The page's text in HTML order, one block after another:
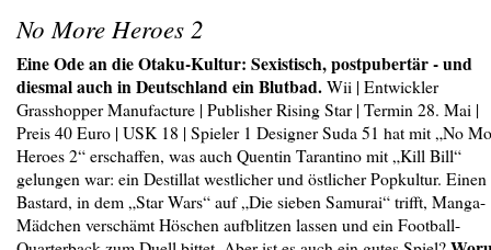
No More Heroes 2
Eine Ode an die Otaku-Kultur: Sexistisch, postpubertär - und
diesmal auch in Deutschland ein Blutbad.Wii | Entwickler
Grasshopper Manufacture | Publisher Rising Star | Termin 28. Mai |
Preis 40 Euro | USK 18 | Spieler 1 Designer Suda 51 hat mit „No
Heroes 2“ erschaffen, was auch Quentin Tarantino mit „Kill Bill“
gelungen war: ein Destillat westlicher und östlicher Popkultur. Einen
Bastard, in dem „Star Wars“ auf „Die sieben Samurai“ trifft, Manga-
Mädchen verschämt Höschen aufblitzen lassen und ein Football-